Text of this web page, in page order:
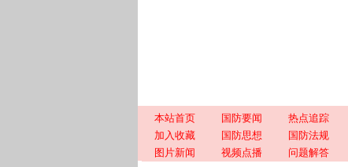
本站首页 国防要闻 热点追踪
加入收藏
国防思想 国防法规
图片新闻
视频点播 问题解答